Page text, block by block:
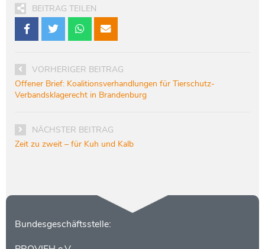
BEITRAG TEILEN
VORHERIGER BEITRAG
Offener Brief: Koalitionsverhandlungen für Tierschutz-
Verbandsklagerecht in Brandenburg
NÄCHSTER BEITRAG
Zeit zu zweit – für Kuh und Kalb
Kontakt
Bundesgeschäftsstelle: